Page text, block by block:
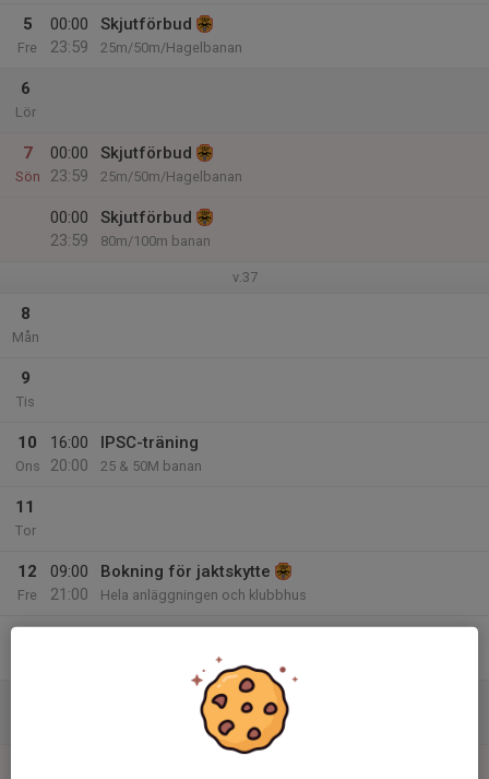
5
Fre
00:00
23:59
Skjutförbud
25m/50m/Hagelbanan
6
Lör
7
Sön
00:00
23:59
Skjutförbud
25m/50m/Hagelbanan
00:00
23:59
Skjutförbud
80m/100m banan
v.37
8
Mån
9
Tis
10
Ons
16:00
20:00
IPSC-träning
25 & 50M banan
11
Tor
12
Fre
09:00
21:00
Bokning för jaktskytte
Hela anläggningen och klubbhus
Klubbhus o 20m , 80-100 m , o hagelbanor
Bokning för jaktskytte
Hela anläggningen och klubbhus